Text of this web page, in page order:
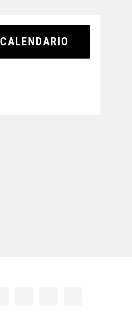
CALENDARIO